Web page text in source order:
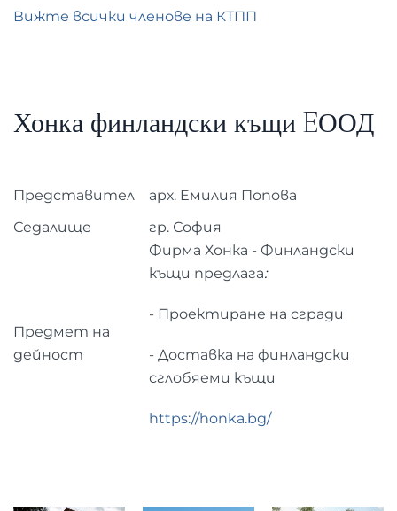
Вижте всички членове на КТПП
Хонка финландски къщи EООД
Представител
арх. Eмилия Попова
Седалище
гр. София
Предмет на
дейност
Фирма Хонка - Финландски
къщи предлага:
- Проектиране на сгради
- Доставка на финландски
сглобяеми къщи
https://honka.bg/